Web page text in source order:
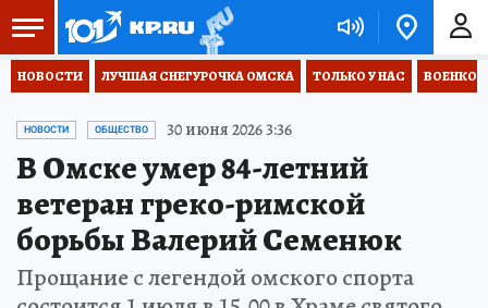
НОВОСТИ ЛУЧШАЯ СНЕГУРОЧКА ОМСКА ТОЛЬКО У НАС
НОВОСТИ ОБЩЕСТВО 30 июня 2026 3:36
В Омске умер 84-летний
ветеран греко-римской
борьбы Валерий Семенюк
Прощание с легендой омского спорта